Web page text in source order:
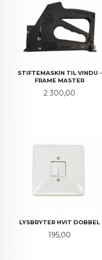
STIFTEMASKIN TIL VINDU -
FRAME MASTER
Pris
2 300,00
LYSBRYTER HVIT DOBBEL
Pris
195,00